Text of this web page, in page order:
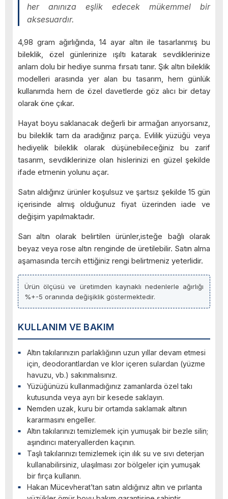
her anınıza eşlik edecek mükemmel bir
aksesuardır.
4,98 gram ağırlığında, 14 ayar altın ile tasarlanmış bu
bileklik, özel günlerinize ışıltı katarak sevdiklerinize
anlam dolu bir hediye sunma fırsatı tanır. Şık altın bileklik
modelleri arasında yer alan bu tasarım, hem günlük
kullanımda hem de özel davetlerde göz alıcı bir detay
olarak öne çıkar.
Hayat boyu saklanacak değerli bir armağan arıyorsanız,
bu bileklik tam da aradığınız parça. Evlilik yüzüğü veya
hediyelik bileklik olarak düşünebileceğiniz bu zarif
tasarım, sevdiklerinize olan hislerinizi en güzel şekilde
ifade etmenin yolunu açar.
Satın aldığınız ürünler koşulsuz ve şartsız şekilde 15 gün
içerisinde almış olduğunuz fiyat üzerinden iade ve
değişim yapılmaktadır.
Sarı altın olarak belirtilen ürünler,isteğe bağlı olarak
beyaz veya rose altın renginde de üretilebilir. Satın alma
aşamasında tercih ettiğiniz rengi belirtmeniz yeterlidir.
Ürün ölçüsü ve üretimden kaynaklı nedenlerle ağırlığı
%+-5 oranında değişiklik göstermektedir.
KULLANIM VE BAKIM
Altın takılarınızın parlaklığının uzun yıllar devam etmesi
için, deodorantlardan ve klor içeren sulardan (yüzme
havuzu, vb.) sakınmalısınız.
Yüzüğünüzü kullanmadığınız zamanlarda özel takı
kutusunda veya ayrı bir kesede saklayın.
Nemden uzak, kuru bir ortamda saklamak altının
kararmasını engeller.
Altın takılarınızı temizlemek için yumuşak bir bezle silin;
aşındırıcı materyallerden kaçının.
Taşlı takılarınızı temizlemek için ılık su ve sıvı deterjan
kullanabilirsiniz, ulaşılması zor bölgeler için yumuşak
bir fırça kullanın.
Hakan Mücevherat’tan satın aldığınız altın ve pırlanta